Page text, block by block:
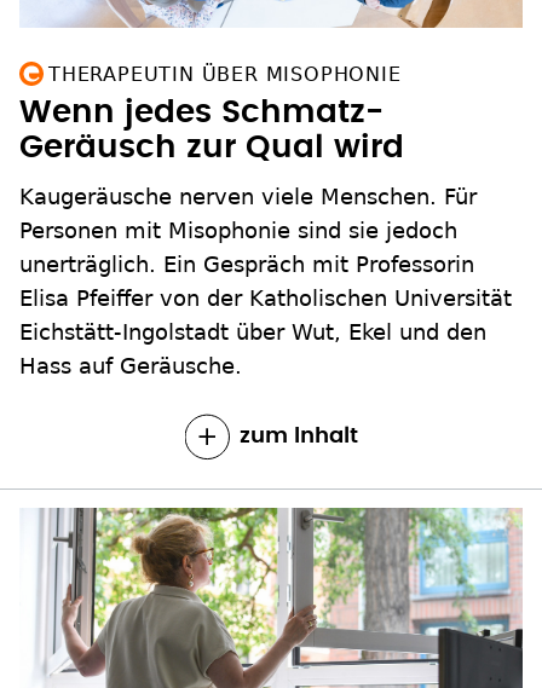
THERAPEUTIN ÜBER MISOPHONIE
Wenn jedes Schmatz-
Geräusch zur Qual wird
Kaugeräusche nerven viele Menschen. Für
Personen mit Misophonie sind sie jedoch
unerträglich. Ein Gespräch mit Professorin
Elisa Pfeiffer von der Katholischen Universität
Eichstätt-Ingolstadt über Wut, Ekel und den
Hass auf Geräusche.
zum Inhalt